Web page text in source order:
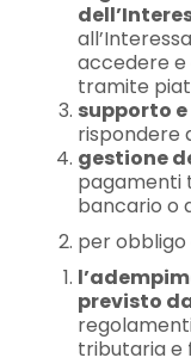
accedere
tramite
supporto
rispondere
gestione
pagamenti
bancario o
per obbligo
previsto
tributaria e